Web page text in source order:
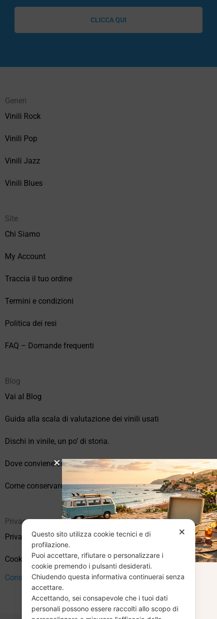
CLICCA QUI
Generi
Vinili Rock
Vinili Pop
Vinili Jazz
Vinili Blues
Site
Chi Siamo
My Account
Traccia il tuo ordine
Termini e condizioni
Politica dei resi
FAQ – Domande frequenti
Blog
Vai al Blog
Guida alla scala di valutazione dei vinili usati
Dischi in vinile, un po’ di storia.
Dove conviene comprare vinili online?
Come conservare correttamente i vinili usati
Privacy
Privacy Policy
Cookie Policy (UE)
Consenso
✕
Questo sito utilizza cookie tecnici e di
profilazione.
Puoi accettare, rifiutare o personalizzare i
cookie premendo i pulsanti desiderati.
Chiudendo questa informativa continuerai senza
accettare.
Accettando, sei consapevole che i tuoi dati
personali possono essere raccolti allo scopo di
CHIUSURA